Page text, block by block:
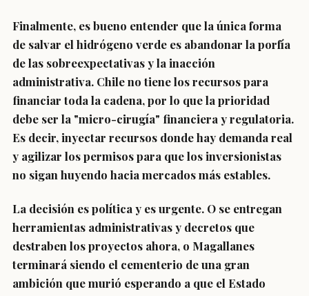
Finalmente, es bueno entender que la única forma
de salvar el hidrógeno verde es abandonar la porfía
de las sobreexpectativas y la inacción
administrativa. Chile no tiene los recursos para
financiar toda la cadena, por lo que la prioridad
debe ser la "micro-cirugía" financiera y regulatoria.
Es decir, inyectar recursos donde hay demanda real
y agilizar los permisos para que los inversionistas
no sigan huyendo hacia mercados más estables.
La decisión es política y es urgente. O se entregan
herramientas administrativas y decretos que
destraben los proyectos ahora, o Magallanes
terminará siendo el cementerio de una gran
ambición que murió esperando a que el Estado